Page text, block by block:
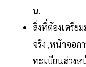
น.
สิ่งที่ต้องเตรีย
จริง ,หน้าจอก
ทะเบียนล่วงห